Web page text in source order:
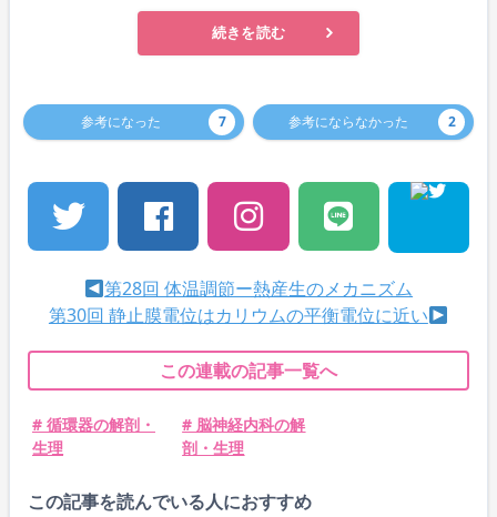
続きを読む
参考になった 7 参考にならなかった 2
第28回 体温調節ー熱産生のメカニズム
第30回 静止膜電位はカリウムの平衡電位に近い
この連載の記事一覧へ
# 循環器の解剖・
生理
# 脳神経内科の解
剖・生理
この記事を読んでいる人におすすめ